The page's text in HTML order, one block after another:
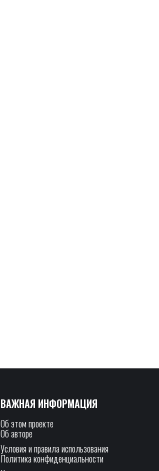
ВАЖНАЯ ИНФОРМАЦИЯ
Об этом проекте
Об авторе
Условия и правила использования
Политика конфиденциальности